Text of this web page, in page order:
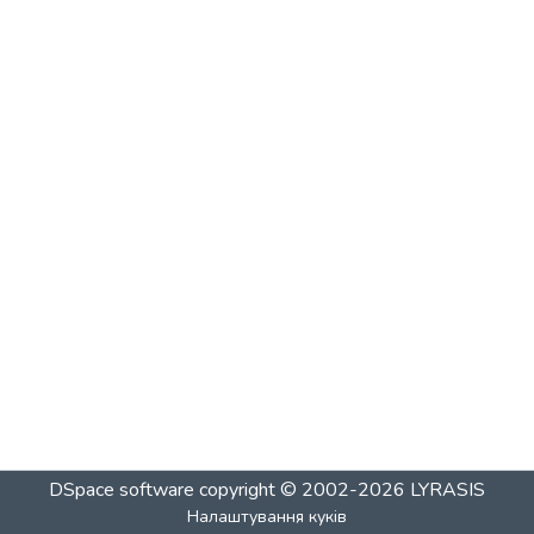
DSpace software copyright © 2002-2026 LYRASIS
Налаштування куків